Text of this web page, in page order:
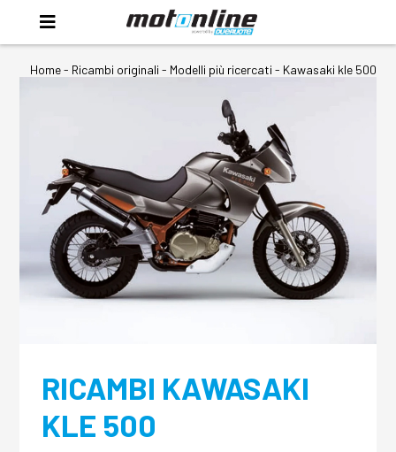
Home- Ricambi originali - Modelli più ricercati - Kawasaki kle 500
RICAMBI KAWASAKI
KLE 500